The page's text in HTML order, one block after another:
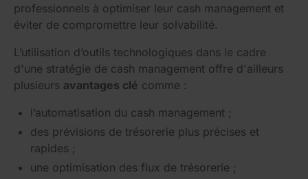
professionnels à optimiser leur cash management et
éviter de compromettre leur solvabilité.
L’utilisation d’outils technologiques dans le cadre
d'une stratégie de cash management offre d'ailleurs
plusieurs avantages clé comme :
l’automatisation du cash management ;
des prévisions de trésorerie plus précises et
rapides ;
une optimisation des flux de trésorerie ;